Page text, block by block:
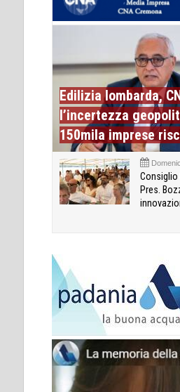
Edilizia lombarda,
l’incertezza
150mila imprese
Consiglio
Pres.